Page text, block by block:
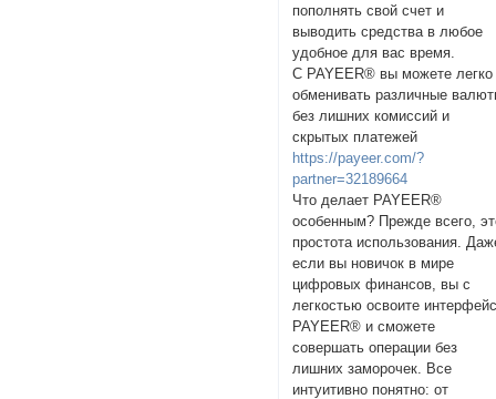
пополнять свой счет и
выводить средства в любое
удобное для вас время.
С PAYEER® вы можете легко
обменивать различные
без лишних комиссий и
скрытых платежей
https://payeer.com/?
partner=32189664
Что делает PAYEER®
особенным? Прежде всего,
простота использования.
если вы новичок в мире
цифровых финансов, вы с
легкостью освоите
PAYEER® и сможете
совершать операции без
лишних заморочек. Все
интуитивно понятно: от